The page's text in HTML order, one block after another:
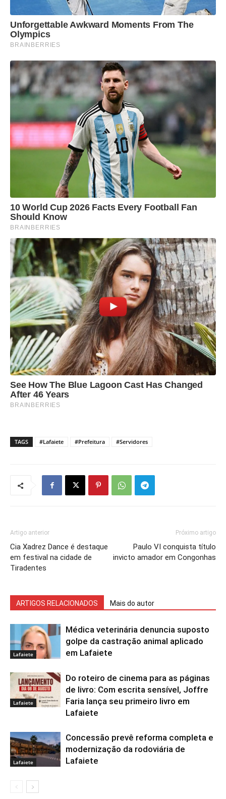
TAGS #Lafaiete #Prefeitura #Servidores
Artigo anterior
Cia Xadrez Dance é destaque
em festival na cidade de
Tiradentes
Próximo artigo
Paulo VI conquista título
invicto amador em Congonhas
ARTIGOS RELACIONADOS Mais do autor
Lafaiete
Médica veterinária denuncia suposto
golpe da castração animal aplicado
em Lafaiete
Lafaiete
Do roteiro de cinema para as páginas
de livro: Com escrita sensível, Joffre
Faria lança seu primeiro livro em
Lafaiete
Lafaiete
Concessão prevê reforma completa e
modernização da rodoviária de
Lafaiete